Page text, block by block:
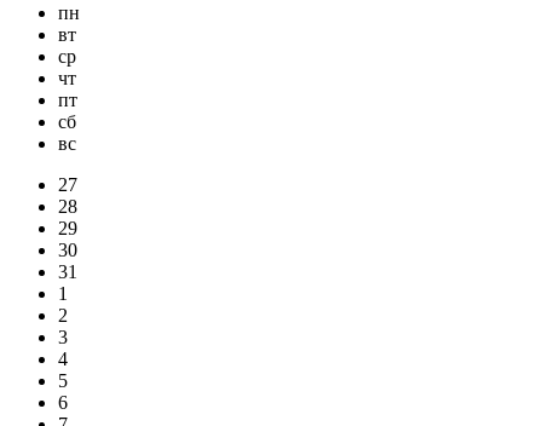
пн
вт
ср
чт
пт
сб
вс
27
28
29
30
31
1
2
3
4
5
6